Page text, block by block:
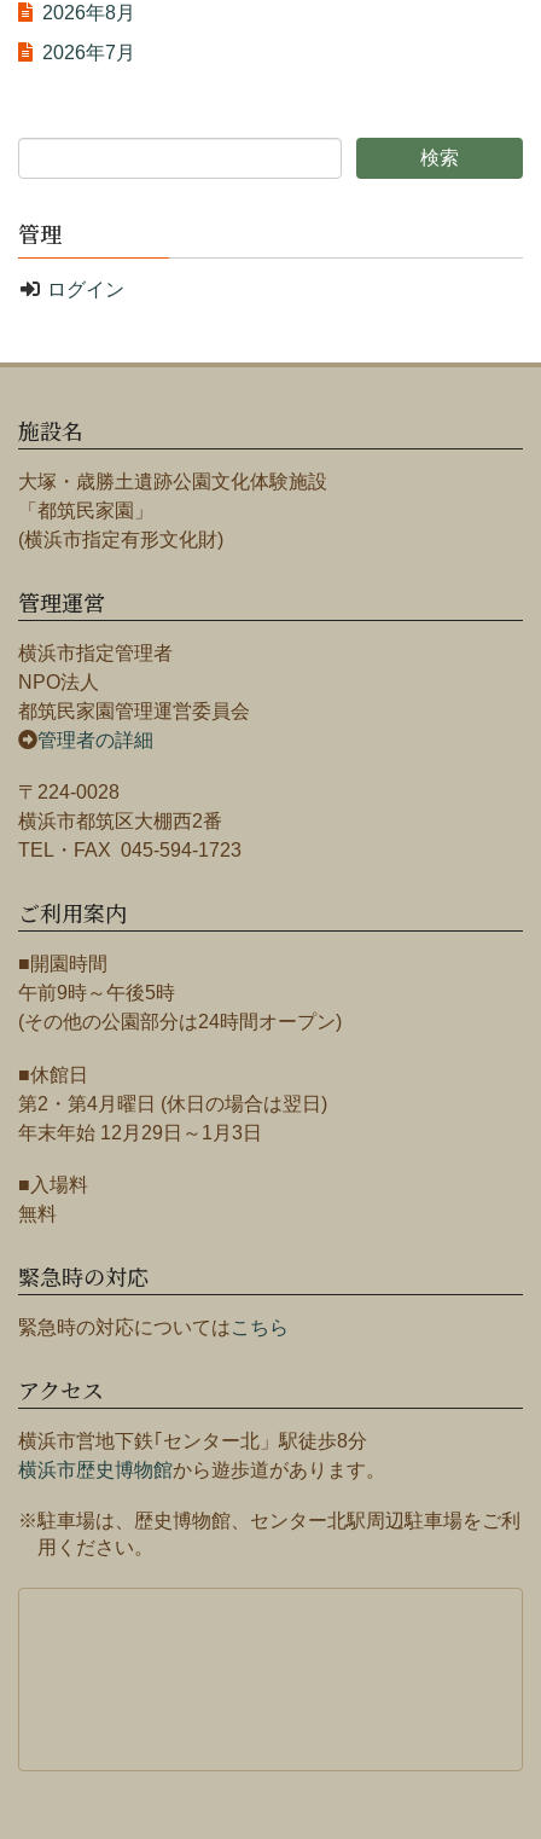
2026年8月
2026年7月
管理
ログイン
施設名
大塚・歳勝土遺跡公園文化体験施設
「都筑民家園」
(横浜市指定有形文化財)
管理運営
横浜市指定管理者
NPO法人
都筑民家園管理運営委員会
管理者の詳細
〒224-0028
横浜市都筑区大棚西2番
TEL・FAX 045-594-1723
ご利用案内
■開園時間
午前9時～午後5時
(その他の公園部分は24時間オープン)
■休館日
第2・第4月曜日 (休日の場合は翌日)
年末年始 12月29日～1月3日
■入場料
無料
緊急時の対応
緊急時の対応についてはこちら
アクセス
横浜市営地下鉄｢センター北」駅徒歩8分
横浜市歴史博物館から遊歩道があります。
※駐車場は、歴史博物館、センター北駅周辺駐車場をご利
用ください。